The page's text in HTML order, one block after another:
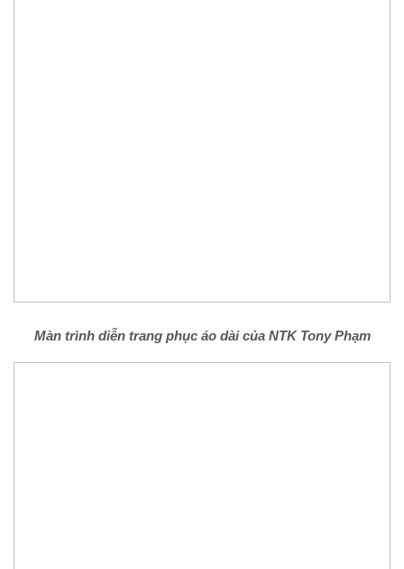
Màn trình diễn trang phục áo dài của NTK Tony Phạm